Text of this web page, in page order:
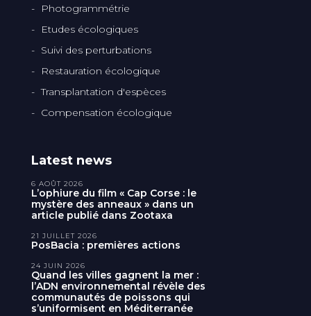
Photogrammétrie
Etudes écologiques
Suivi des perturbations
Restauration écologique
Transplantation d'espèces
Compensation écologique
Latest news
L’ophiure du film « Cap Corse : le
mystère des anneaux » dans un
article publié dans Zootaxa
6 AOÛT 2026
PosBacia : premières actions
21 JUILLET 2026
Quand les villes gagnent la mer :
l’ADN environnemental révèle des
communautés de poissons qui
s’uniformisent en Méditerranée
24 JUIN 2026